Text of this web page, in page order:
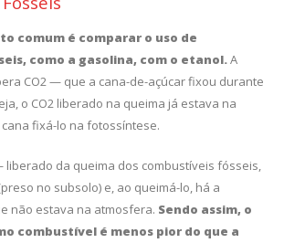
comum é comparar o uso de
como a gasolina, com o etanol.A
CO2 — que a cana-de-açúcar fixou durante
o CO2 liberado na queima já estava na
fixá-lo na fotossíntese.
liberado da queima dos combustíveis fósseis,
no subsolo) e, ao queimá-lo, há a
não estava na atmosfera. Sendo assim, o
combustível é menos pior do que a